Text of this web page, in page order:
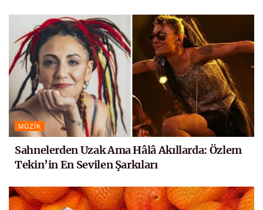
MÜZIK
Sahnelerden Uzak Ama Hâlâ Akıllarda: Özlem
Tekin’in En Sevilen Şarkıları